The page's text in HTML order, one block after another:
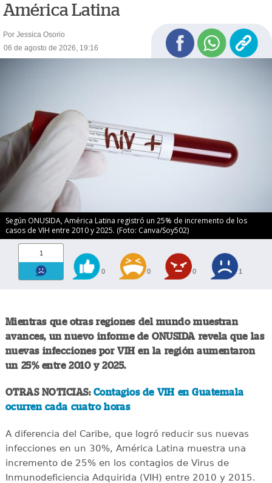
América Latina
Por Jessica Osorio
06 de agosto de 2026, 19:16
Según ONUSIDA, América Latina registró un 25% de incremento de los
casos de VIH entre 2010 y 2025. (Foto: Canva/Soy502)
1
0 0 0 1
Mientras que otras regiones del mundo muestran
avances, un nuevo informe de ONUSIDA revela que las
nuevas infecciones por VIH en la región aumentaron
un 25% entre 2010 y 2025.
OTRAS NOTICIAS: Contagios de VIH en Guatemala
ocurren cada cuatro horas
A diferencia del Caribe, que logró reducir sus nuevas
infecciones en un 30%, América Latina muestra una
incremento de 25% en los contagios de Virus de
Inmunodeficiencia Adquirida (VIH) entre 2010 y 2015.